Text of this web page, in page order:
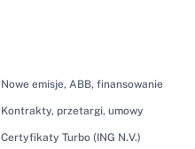
Nowe emisje, ABB, finansowanie
Kontrakty, przetargi, umowy
Certyfikaty Turbo (ING N.V.)